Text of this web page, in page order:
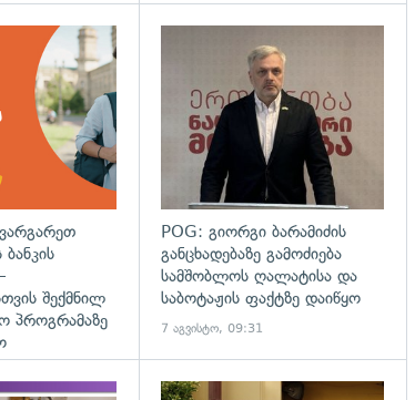
შექმნილ
პროგრამაზე
POG: გიორგი ბარამიძის
განცხადებაზე გამოძიება
სამშობლოს ღალატისა და
საბოტაჟის ფაქტზე დაიწყო
7 აგვისტო, 09:31